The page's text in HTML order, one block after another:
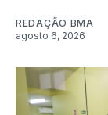
REDAÇÃO BMA
agosto 6, 2026